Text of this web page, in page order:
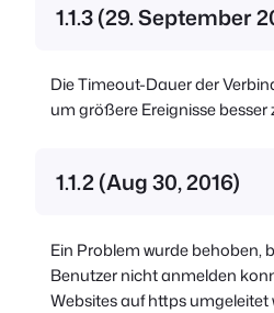
1.1.3 (29. September
Die Timeout-Dauer der
um größere Ereignisse besser
1.1.2 (Aug 30, 2016)
Ein Problem wurde behoben,
Benutzer nicht anmelden
Websites auf https umgeleitet